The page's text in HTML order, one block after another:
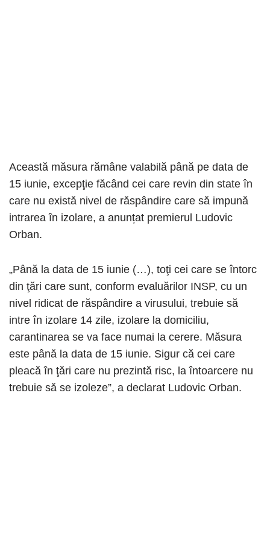
Această măsura rămâne valabilă până pe data de
15 iunie, excepţie făcând cei care revin din state în
care nu există nivel de răspândire care să impună
intrarea în izolare, a anunțat premierul Ludovic
Orban.
„Până la data de 15 iunie (…), toţi cei care se întorc
din ţări care sunt, conform evaluărilor INSP, cu un
nivel ridicat de răspândire a virusului, trebuie să
intre în izolare 14 zile, izolare la domiciliu,
carantinarea se va face numai la cerere. Măsura
este până la data de 15 iunie. Sigur că cei care
pleacă în ţări care nu prezintă risc, la întoarcere nu
trebuie să se izoleze”, a declarat Ludovic Orban.